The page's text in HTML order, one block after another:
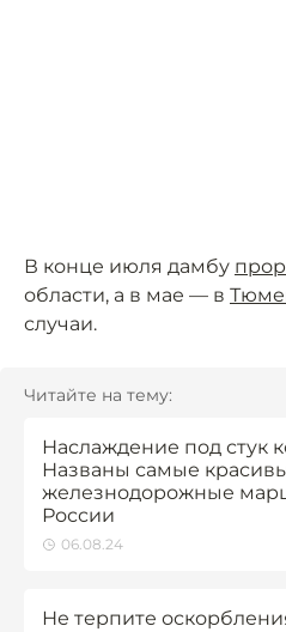
В конце июля дамбу
области, а в мае — в
случаи.
Читайте на тему:
Наслаждение под стук
Названы самые
железнодорожные
России
06.08.24
Не терпите